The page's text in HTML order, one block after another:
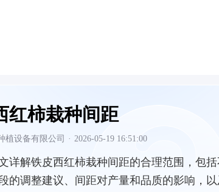
红柿栽种间距
植设备有限公司 · 2026-05-19 16:51:00
详解铁皮西红柿栽种间距的合理范围，包
的调整建议、间距对产量和品质的影响，